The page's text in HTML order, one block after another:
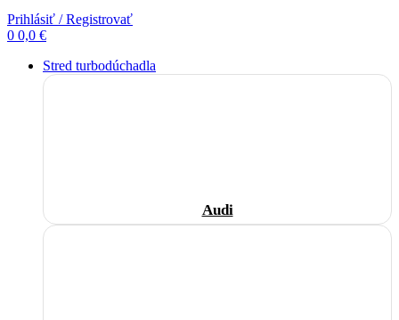
Prihlásiť / Registrovať
0 0,0 €
Stred turbodúchadla
Audi